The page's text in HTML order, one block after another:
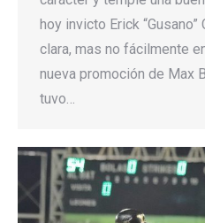
hoy invicto Erick
clara, mas no fácilmente
nueva promoción de Max
tuvo…